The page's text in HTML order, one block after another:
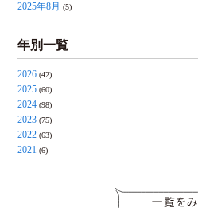
2025年8月 (5)
年別一覧
2026 (42)
2025 (60)
2024 (98)
2023 (75)
2022 (63)
2021 (6)